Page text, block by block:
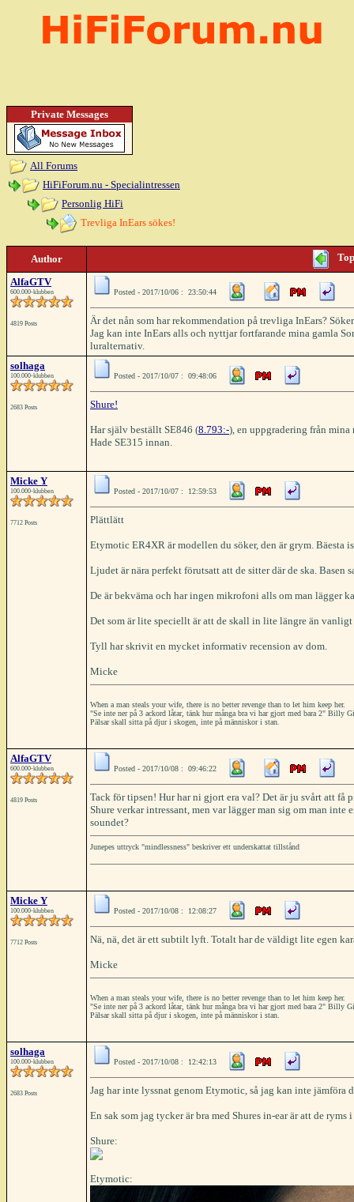
Private Messages
All Forums
HiFiForum.nu - Specialintressen
Personlig HiFi
Trevliga InEars sökes!
Author
AlfaGTV
600.000-klubben
4819 Posts
Posted - 2017/10/06 : 23:50:44
Är det nån som har rekommendation på trevliga InEars?
Jag kan inte InEars alls och nyttjar fortfarande mina gamla
luralternativ.
solhaga
100.000-klubben
2683 Posts
Posted - 2017/10/07 : 09:48:06
Shure!
Har själv beställt SE846 (8.793:-), en uppgradering från mina
Hade SE315 innan.
Micke Y
100.000-klubben
7712 Posts
Posted - 2017/10/07 : 12:59:53
Plättlätt
Etymotic ER4XR är modellen du söker, den är grym. Bäesta
Ljudet är nära perfekt förutsatt att de sitter där de ska. Basen
De är bekväma och har ingen mikrofoni alls om man lägger
Det som är lite speciellt är att de skall in lite längre än
Tyll har skrivit en mycket informativ recension av dom.
Micke
When a man steals your wife, there is no better revenge than to let him keep her.
"Se inte ner på 3 ackord låtar, tänk hur många bra vi har gjort med bara 2" Billy
Pälsar skall sitta på djur i skogen, inte på människor i stan.
AlfaGTV
600.000-klubben
4819 Posts
Posted - 2017/10/08 : 09:46:22
Tack för tipsen! Hur har ni gjort era val? Det är ju svårt att få
Shure verkar intressant, men var lägger man sig om man
soundet?
Junepes uttryck "mindlessness" beskriver ett underskattat tillstånd
Micke Y
100.000-klubben
7712 Posts
Posted - 2017/10/08 : 12:08:27
Nä, nä, det är ett subtilt lyft. Totalt har de väldigt lite egen
Micke
When a man steals your wife, there is no better revenge than to let him keep her.
"Se inte ner på 3 ackord låtar, tänk hur många bra vi har gjort med bara 2" Billy
Pälsar skall sitta på djur i skogen, inte på människor i stan.
solhaga
100.000-klubben
2683 Posts
Posted - 2017/10/08 : 12:42:13
Jag har inte lyssnat genom Etymotic, så jag kan inte jämföra
En sak som jag tycker är bra med Shures in-ear är att de
Shure:
Etymotic: